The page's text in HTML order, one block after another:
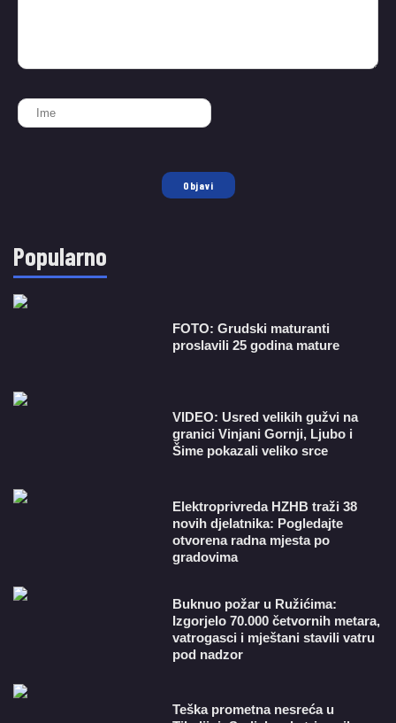
Objavi
Popularno
FOTO: Grudski maturanti
proslavili 25 godina mature
VIDEO: Usred velikih gužvi na
granici Vinjani Gornji, Ljubo i
Šime pokazali veliko srce
​Elektroprivreda HZHB traži 38
novih djelatnika: Pogledajte
otvorena radna mjesta po
gradovima
Buknuo požar u Ružićima:
Izgorjelo 70.000 četvornih metara,
vatrogasci i mještani stavili vatru
pod nadzor
Teška prometna nesreća u